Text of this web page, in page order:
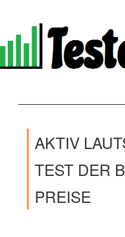
AKTIV
TEST DER
PREISE